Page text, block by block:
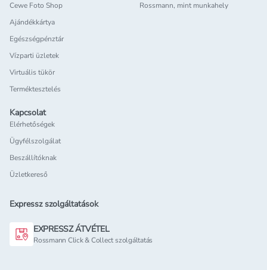
Cewe Foto Shop
Ajándékkártya
Egészségpénztár
Vízparti üzletek
Virtuális tükör
Terméktesztelés
Rossmann, mint munkahely
Kapcsolat
Elérhetőségek
Ügyfélszolgálat
Beszállítóknak
Üzletkereső
Expressz szolgáltatások
EXPRESSZ ÁTVÉTEL
Rossmann Click & Collect szolgáltatás